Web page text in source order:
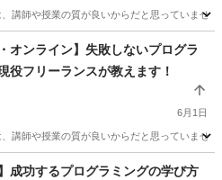
講師や授業の質が良いからだと思っていませ
近所
オンライン】失敗しないプログラ
役フリーランスが教えます！
6月1日
講師や授業の質が良いからだと思っていませ
ハープ
成功するプログラミングの学び方